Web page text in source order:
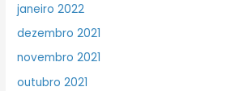
janeiro 2022
dezembro 2021
novembro 2021
outubro 2021